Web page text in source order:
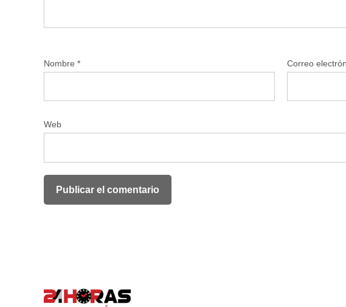
Nombre * Correo
Web